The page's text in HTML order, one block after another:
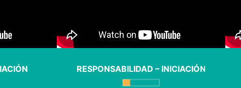
RESPONSABILIDAD – INICIACIÓN